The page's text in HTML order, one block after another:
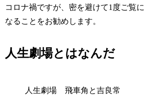
コロナ禍ですが、密を避けて1度ご覧に
なることをお勧めします。
人生劇場とはなんだ
人生劇場 飛車角と吉良常